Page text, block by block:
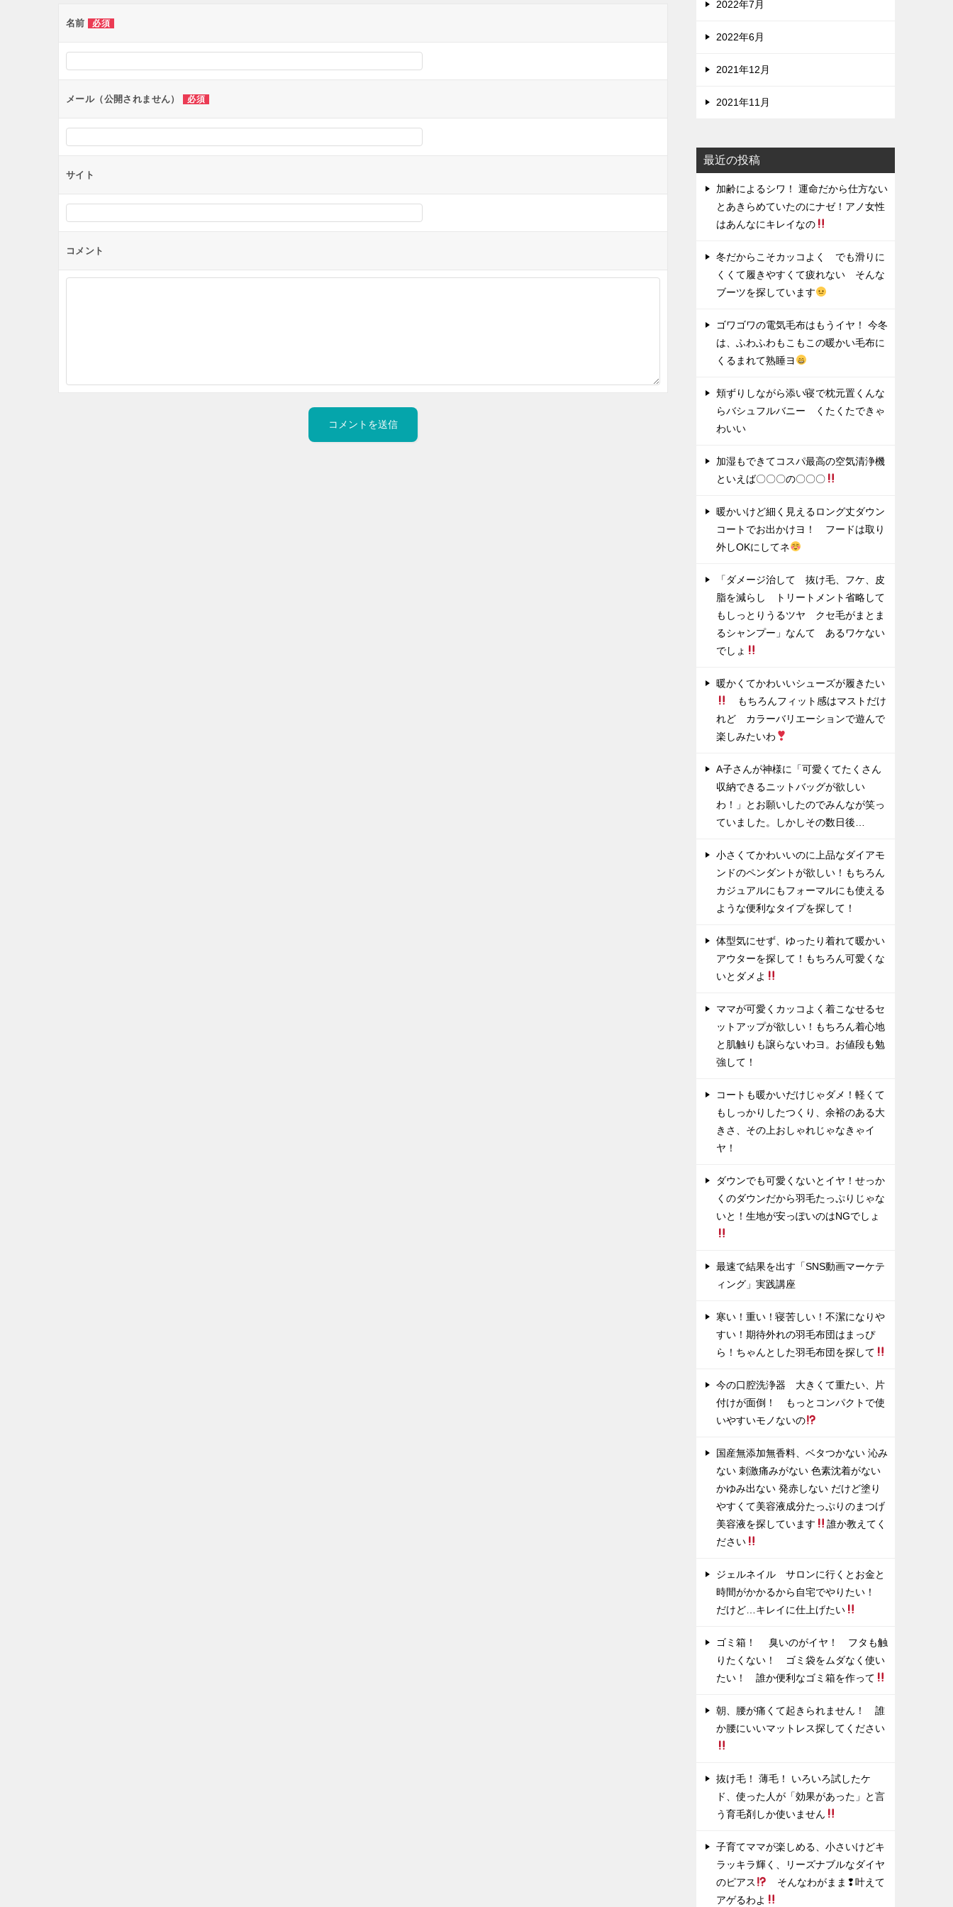
ー
ョ
ン
名前 必須
メール（公開されません） 必須
サイト
コメント
2022年7月
2022年6月
2021年12月
2021年11月
最近の投稿
加齢によるシワ！ 運命だから仕方ない
とあきらめていたのにナゼ！アノ女性
はあんなにキレイなの
冬だからこそカッコよく でも滑りに
くくて履きやすくて疲れない そんな
ブーツを探しています
ゴワゴワの電気毛布はもうイヤ！ 今冬
は、ふわふわもこもこの暖かい毛布に
くるまれて熟睡ヨ
頬ずりしながら添い寝で枕元置くんな
らバシュフルバニー くたくたできゃ
わいい
加湿もできてコスパ最高の空気清浄機
といえば〇〇〇の〇〇〇
暖かいけど細く見えるロング丈ダウン
コートでお出かけヨ！ フードは取り
外しOKにしてネ
「ダメージ治して 抜け毛、フケ、皮
脂を減らし トリートメント省略して
もしっとりうるツヤ クセ毛がまとま
るシャンプー」なんて あるワケない
でしょ
暖かくてかわいいシューズが履きたい
もちろんフィット感はマストだけ
れど カラーバリエーションで遊んで
楽しみたいわ
A子さんが神様に「可愛くてたくさん
収納できるニットバッグが欲しい
わ！」とお願いしたのでみんなが笑っ
ていました。しかしその数日後…
小さくてかわいいのに上品なダイアモ
ンドのペンダントが欲しい！もちろん
カジュアルにもフォーマルにも使える
ような便利なタイプを探して！
体型気にせず、ゆったり着れて暖かい
アウターを探して！もちろん可愛くな
いとダメよ
ママが可愛くカッコよく着こなせるセ
ットアップが欲しい！もちろん着心地
と肌触りも譲らないわヨ。お値段も勉
強して！
コートも暖かいだけじゃダメ！軽くて
もしっかりしたつくり、余裕のある大
きさ、その上おしゃれじゃなきゃイ
ヤ！
ダウンでも可愛くないとイヤ！せっか
くのダウンだから羽毛たっぷりじゃな
いと！生地が安っぽいのはNGでしょ
最速で結果を出す「SNS動画マーケテ
ィング」実践講座
寒い！重い！寝苦しい！不潔になりや
すい！期待外れの羽毛布団はまっぴ
ら！ちゃんとした羽毛布団を探して
今の口腔洗浄器 大きくて重たい、片
付けが面倒！ もっとコンパクトで使
いやすいモノないの
国産無添加無香料、ベタつかない 沁み
ない 刺激痛みがない 色素沈着がない
かゆみ出ない 発赤しない だけど塗り
やすくて美容液成分たっぷりのまつげ
美容液を探しています
誰か教えてく
ださい
ジェルネイル サロンに行くとお金と
時間がかかるから自宅でやりたい！
だけど…キレイに仕上げたい
ゴミ箱！ 臭いのがイヤ！ フタも触
りたくない！ ゴミ袋をムダなく使い
たい！ 誰か便利なゴミ箱を作って
朝、腰が痛くて起きられません！ 誰
か腰にいいマットレス探してください
抜け毛！ 薄毛！ いろいろ試したケ
ド、使った人が「効果があった」と言
う育毛剤しか使いません
子育てママが楽しめる、小さいけどキ
ラッキラ輝く、リーズナブルなダイヤ
のピアス
そんなわがまま❢叶えて
アゲるわよ